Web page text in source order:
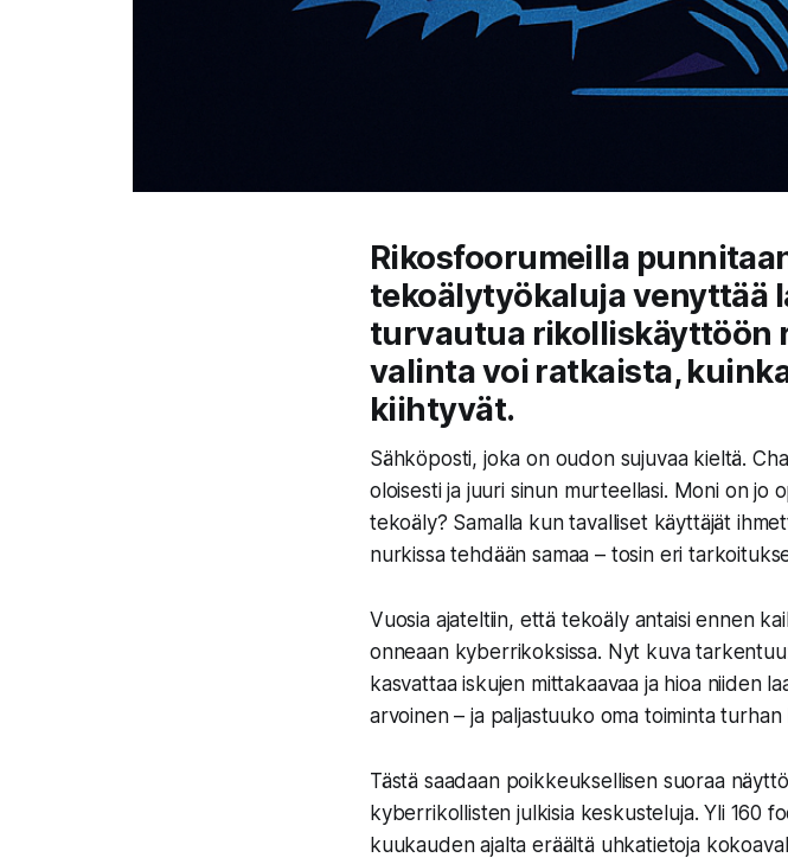
Rikosfoorumeilla
tekoälytyökaluja venyttää
turvautua rikolliskäyttöön
valinta voi ratkaista,
kiihtyvät.
Sähköposti, joka on oudon sujuvaa kieltä.
oloisesti ja juuri sinun murteellasi. Moni on jo
tekoäly? Samalla kun tavalliset käyttäjät
nurkissa tehdään samaa – tosin eri
Vuosia ajateltiin, että tekoäly antaisi ennen
onneaan kyberrikoksissa. Nyt kuva
kasvattaa iskujen mittakaavaa ja hioa niiden
arvoinen – ja paljastuuko oma toiminta turhan
Tästä saadaan poikkeuksellisen suoraa
kyberrikollisten julkisia keskusteluja. Yli 160
kuukauden ajalta eräältä uhkatietoja